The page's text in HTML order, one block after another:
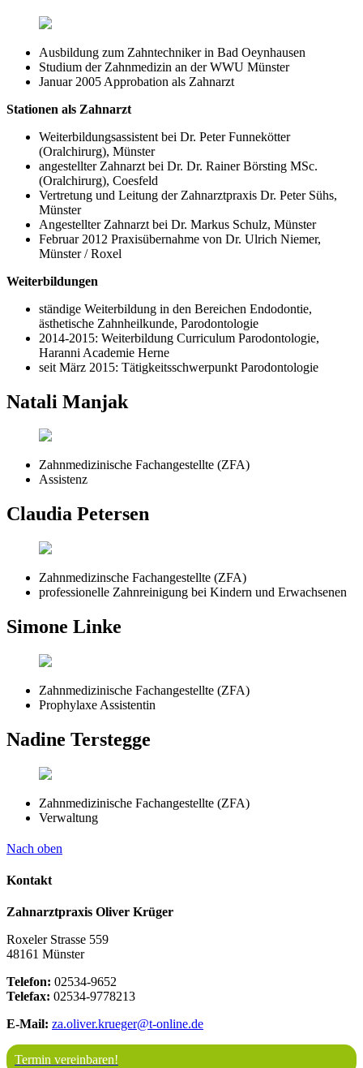
Ausbildung zum Zahntechniker in Bad Oeynhausen
Studium der Zahnmedizin an der WWU Münster
Januar 2005 Approbation als Zahnarzt
Stationen als Zahnarzt
Weiterbildungsassistent bei Dr. Peter Funnekötter
(Oralchirurg), Münster
angestellter Zahnarzt bei Dr. Dr. Rainer Börsting MSc.
(Oralchirurg), Coesfeld
Vertretung und Leitung der Zahnarztpraxis Dr. Peter Sühs,
Münster
Angestellter Zahnarzt bei Dr. Markus Schulz, Münster
Februar 2012 Praxisübernahme von Dr. Ulrich Niemer,
Münster / Roxel
Weiterbildungen
ständige Weiterbildung in den Bereichen Endodontie,
ästhetische Zahnheilkunde, Parodontologie
2014-2015: Weiterbildung Curriculum Parodontologie,
Haranni Academie Herne
seit März 2015: Tätigkeitsschwerpunkt Parodontologie
Natali Manjak
Zahnmedizinische Fachangestellte (ZFA)
Assistenz
Claudia Petersen
Zahnmedizinsche Fachangestellte (ZFA)
professionelle Zahnreinigung bei Kindern und Erwachsenen
Simone Linke
Zahnmedizinische Fachangestellte (ZFA)
Prophylaxe Assistentin
Nadine Terstegge
Zahnmedizinische Fachangestellte (ZFA)
Verwaltung
Nach oben
Kontakt
Zahnarztpraxis Oliver Krüger
Roxeler Strasse 559
48161 Münster
Telefon: 02534-9652
Telefax: 02534-9778213
E-Mail: za.oliver.krueger@t-online.de
Termin vereinbaren!